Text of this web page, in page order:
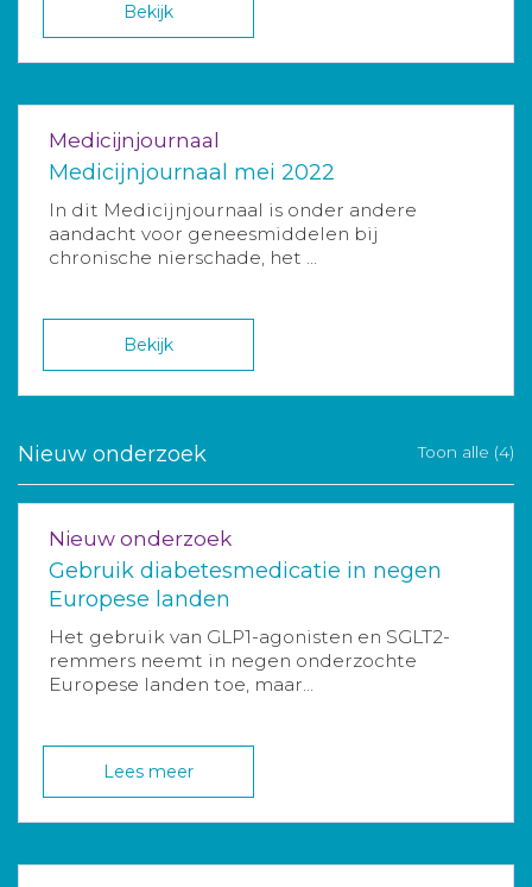
Bekijk
Medicijnjournaal
Medicijnjournaal mei 2022
In dit Medicijnjournaal is onder andere
aandacht voor geneesmiddelen bij
chronische nierschade, het ...
Bekijk
Nieuw onderzoek Toon alle (4)
Nieuw onderzoek
Gebruik diabetesmedicatie in negen
Europese landen
Het gebruik van GLP1-agonisten en SGLT2-
remmers neemt in negen onderzochte
Europese landen toe, maar...
Lees meer